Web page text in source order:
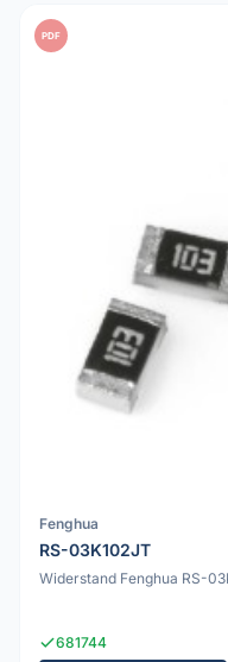
PDF
Fenghua
RS-03K102JT
Widerstand Fenghua RS-
681744